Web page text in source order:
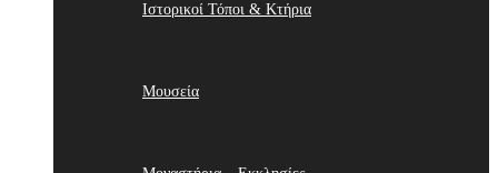
Ιστορικοί Τόποι & Κτήρια
Μουσεία